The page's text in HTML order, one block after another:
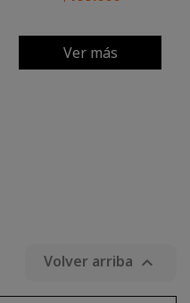
Ver más
Volver arriba 